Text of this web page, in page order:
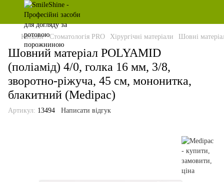
Каталог Стоматологія PRO Хірургічні матеріали Шовні
Шовний матеріал POLYAMID
(поліамід) 4/0, голка 16 мм, 3/8,
зворотно-ріжуча, 45 см, мононитка,
блакитний (Medipac)
Артикул: 13494 Написати відгук